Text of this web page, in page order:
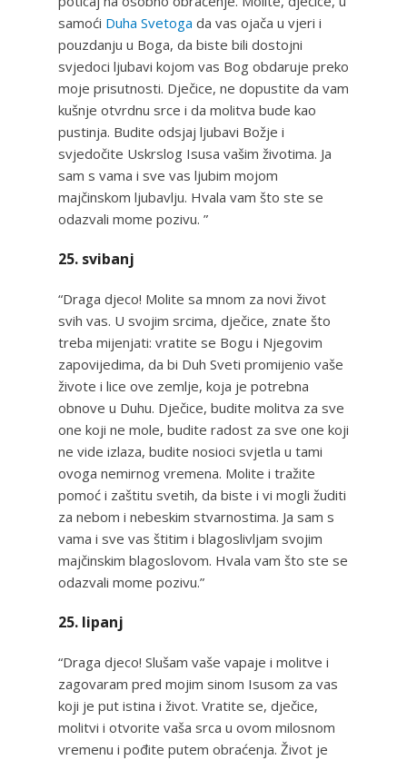
samoći Duha Svetoga da vas ojača u vjeri i
pouzdanju u Boga, da biste bili dostojni
svjedoci ljubavi kojom vas Bog obdaruje preko
moje prisutnosti. Dječice, ne dopustite da vam
kušnje otvrdnu srce i da molitva bude kao
pustinja. Budite odsjaj ljubavi Božje i
svjedočite Uskrslog Isusa vašim životima. Ja
sam s vama i sve vas ljubim mojom
majčinskom ljubavlju. Hvala vam što ste se
odazvali mome pozivu. ”
25. svibanj
“Draga djeco! Molite sa mnom za novi život
svih vas. U svojim srcima, dječice, znate što
treba mijenjati: vratite se Bogu i Njegovim
zapovijedima, da bi Duh Sveti promijenio vaše
živote i lice ove zemlje, koja je potrebna
obnove u Duhu. Dječice, budite molitva za sve
one koji ne mole, budite radost za sve one koji
ne vide izlaza, budite nosioci svjetla u tami
ovoga nemirnog vremena. Molite i tražite
pomoć i zaštitu svetih, da biste i vi mogli žuditi
za nebom i nebeskim stvarnostima. Ja sam s
vama i sve vas štitim i blagoslivljam svojim
majčinskim blagoslovom. Hvala vam što ste se
odazvali mome pozivu.”
25. lipanj
“Draga djeco! Slušam vaše vapaje i molitve i
zagovaram pred mojim sinom Isusom za vas
koji je put istina i život. Vratite se, dječice,
molitvi i otvorite vaša srca u ovom milosnom
vremenu i pođite putem obraćenja. Život je